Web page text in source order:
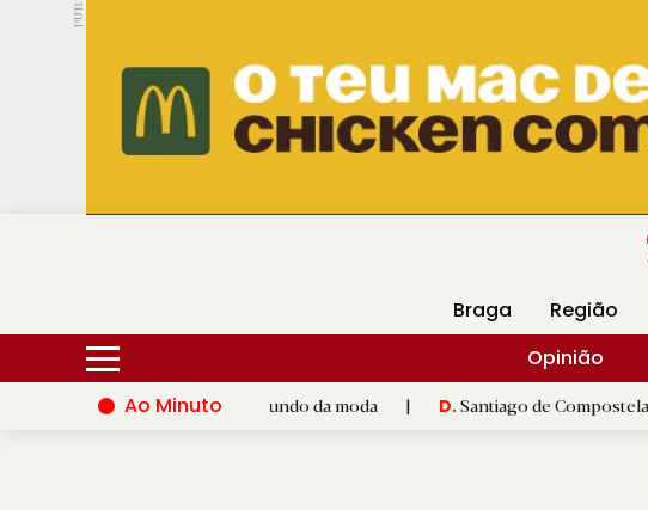
PUB.
Hoje 16ºC 25ºC DMtv Revista
Braga Região
Opinião
Ao Minuto
e à inovação do mundo da moda | D.Santiago de Compostela inaugura